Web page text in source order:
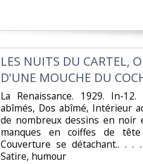
‎LES NUITS DU CARTEL,
D'UNE MOUCHE DU
‎La Renaissance. 1929. In-
abîmés, Dos abîmé, Intérieur
de nombreux dessins en noir
manques en coiffes de
Couverture se détachant.. . .
Satire, humour‎